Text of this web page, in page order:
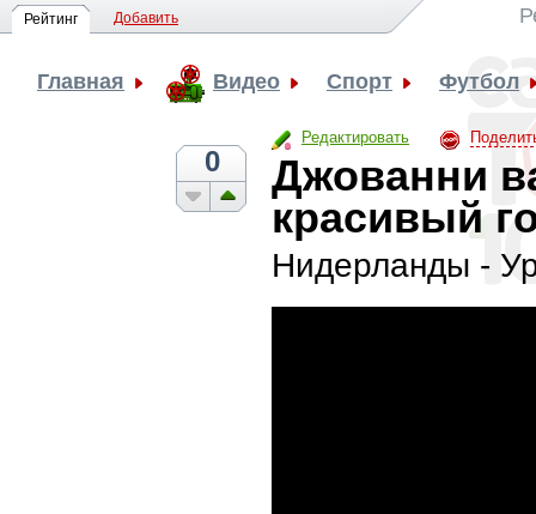
Рейтинг Добавить
Главная Видео Спорт Футбол
Редактировать
0
Джованни
красивый
Нидерланды -